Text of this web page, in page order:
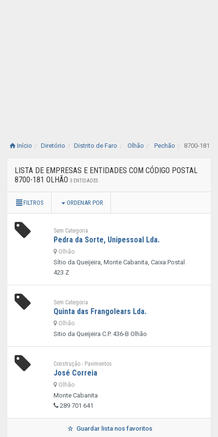
Início Diretório Distrito de Faro Olhão Pechão 8700-181
LISTA DE EMPRESAS E ENTIDADES COM CÓDIGO POSTAL
8700-181 OLHÃO 3 ENTIDADES
FILTROS ORDENAR POR
Sem Categoria
Pedra da Sorte, Unipessoal Lda.
Olhão
Sítio da Queijeira, Monte Cabanita, Caixa Postal
423 Z
Sem Categoria
Quinta das Frangolears Lda.
Olhão
Sitio da Queijeira C.P. 436-B Olhão
Construção - Pavimentos
José Correia
Olhão
Monte Cabanita
289 701 641
Guardar lista nos favoritos